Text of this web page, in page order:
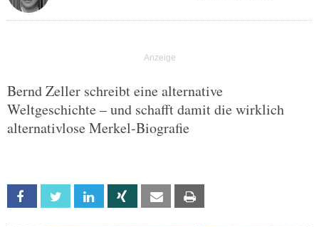
Bernd Zeller schreibt eine alternative
Weltgeschichte – und schafft damit die wirklich
alternativlose Merkel-Biografie
Facebook Twitter Linkedin Xing Email